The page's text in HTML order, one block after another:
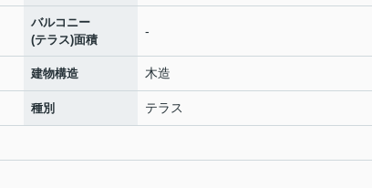
バルコニー
(テラス)面積
-
建物構造 木造
種別 テラス